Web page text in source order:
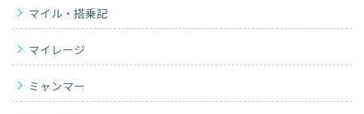
マイル・搭乗記
マイレージ
ミャンマー